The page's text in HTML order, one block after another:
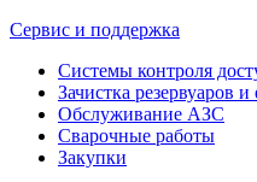
Сервис и поддержка
Системы контроля
Зачистка резервуаров и
Обслуживание АЗС
Сварочные работы
Закупки